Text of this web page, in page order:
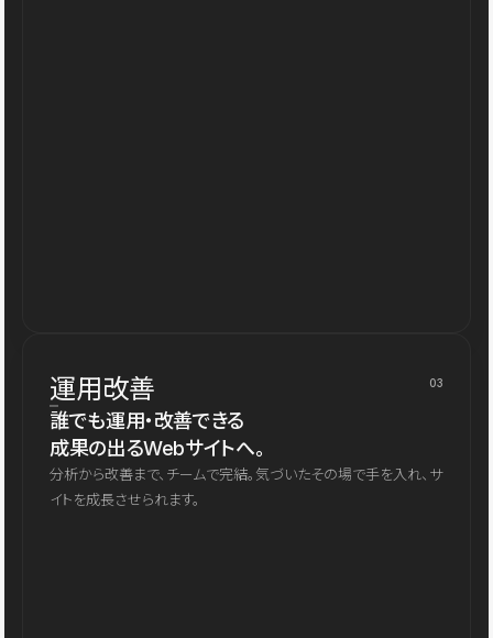
運用改善 03
誰でも運用・改善できる
成果の出るWebサイトへ。
分析から改善まで、チームで完結。気づいたその場で手を入れ、サ
イトを成長させられます。